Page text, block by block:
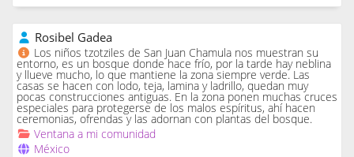
Rosibel Gadea
Los niños tzotziles de San Juan Chamula nos muestran su
entorno, es un bosque donde hace frío, por la tarde hay neblina
y llueve mucho, lo que mantiene la zona siempre verde. Las
casas se hacen con lodo, teja, lamina y ladrillo, quedan muy
pocas construcciones antiguas. En la zona ponen muchas cruces
especiales para protegerse de los malos espíritus, ahí hacen
ceremonias, ofrendas y las adornan con plantas del bosque.
Ventana a mi comunidad
México